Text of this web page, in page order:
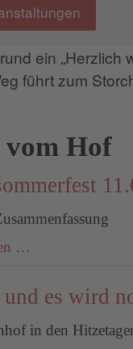
vom Hof
…
es wird
in den